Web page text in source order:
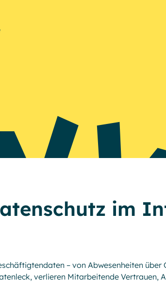
im
– von Abwesenheiten über
verlieren Mitarbeitende Vertrauen,